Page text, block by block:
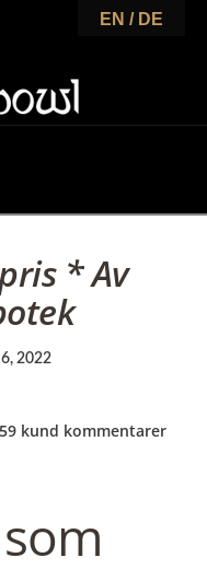
* Av
2022
59 kund kommentarer
EN / DE